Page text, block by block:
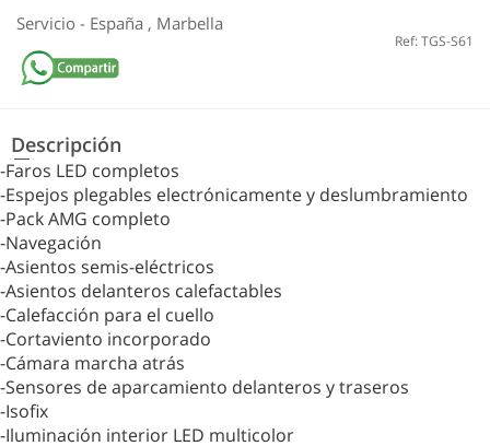
Servicio - España , Marbella
Ref: TGS-S61
Descripción
-Faros LED completos
-Espejos plegables electrónicamente y deslumbramiento
-Pack AMG completo
-Navegación
-Asientos semis-eléctricos
-Asientos delanteros calefactables
-Calefacción para el cuello
-Cortaviento incorporado
-Cámara marcha atrás
-Sensores de aparcamiento delanteros y traseros
-Isofix
-Iluminación interior LED multicolor